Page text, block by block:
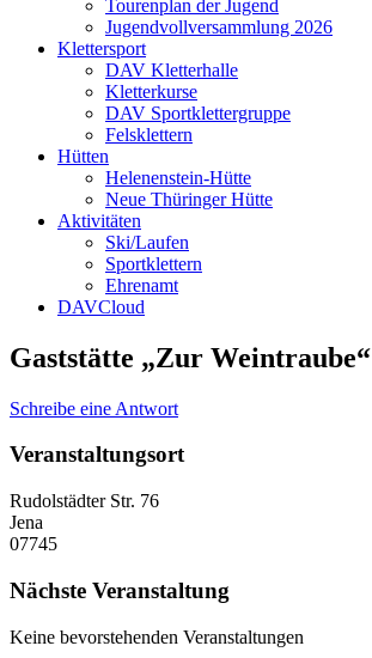
Tourenplan der Jugend
Jugendvollversammlung 2026
Klettersport
DAV Kletterhalle
Kletterkurse
DAV Sportklettergruppe
Felsklettern
Hütten
Helenenstein-Hütte
Neue Thüringer Hütte
Aktivitäten
Ski/Laufen
Sportklettern
Ehrenamt
DAVCloud
Gaststätte „Zur Weintraube“
Schreibe eine Antwort
Veranstaltungsort
Rudolstädter Str. 76
Jena
07745
Nächste Veranstaltung
Keine bevorstehenden Veranstaltungen